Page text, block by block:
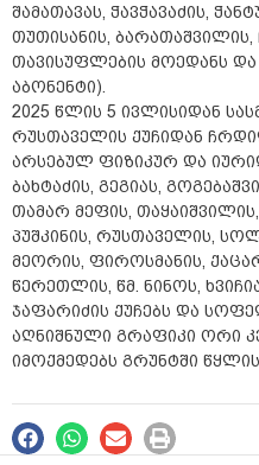
შამათავას, ჭავჭავაძის,
თუთისანის, ბარათაშვილის,
თავისუფლების მოედანს
აბონენტი).
2025 წლის 5 ივლისიდან
რუსთაველის ქუჩიდან
არსებულ ფიზიკურ და
ბახტაძის, გეგიას,
თამარ მეფის,
პუშკინის, რუსთაველის,
მეორის, ფიროსმანის,
წერეთლის, წმ. ნინოს,
ჯაფარიძის ქუჩებს და
აღნიშნული გრაფიკი ორი
იმოქმედებს გრუნტში წყლის